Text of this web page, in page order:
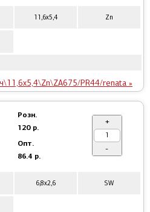
11,6x5,4 Zn
PR44/renata »
6,8x2,6 SW
Розн.
120 р.
Опт.
86.4 р.
+
-